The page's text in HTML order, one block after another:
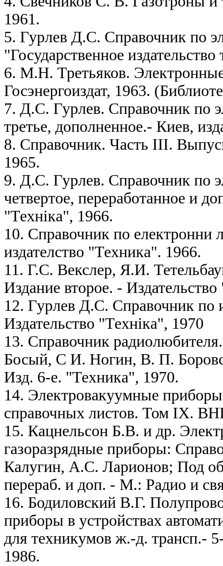
1961.
5. Гурлев Д.С. Справочник по
"Государственное
6. М.Н. Третьяков.
Госэнергоиздат, 1963.
7. Д.С. Гурлев. Справочник по
третье, дополненное.- Киев,
8. Справочник. Часть III.
1965.
9. Д.С. Гурлев. Справочник по
четвертое, переработанное и
"Технiка", 1966.
10. Справочник по
издателство "Техника". 1966.
11. Г.С. Векслер, Я.И.
Издание второе. -
12. Гурлев Д.С. Справочник
Издательство "Технiка", 1970
13. Справочник
Босый, С И. Ногин, В. П.
Изд. 6-е. "Техника", 1970.
14. Электровакуумные
справочных листов. Том IX.
15. Кацнельсон Б.В. и др.
газоразрядные приборы:
Калугин, А.С. Ларионов; Под
перераб. и доп. - М.: Радио и
16. Бодиловский В.Г.
приборы в устройствах
для техникумов ж.-д. трансп.-
1986.